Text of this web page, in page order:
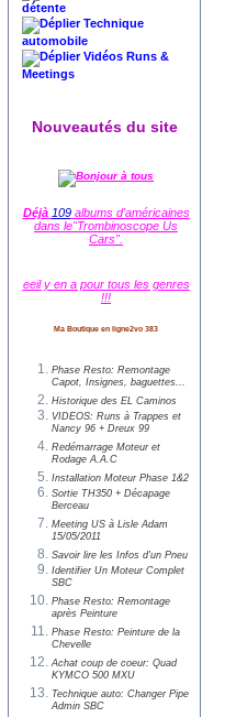
détente
Technique
automobile
Vidéos Runs &
Meetings
Nouveautés du site
Déjà 109albums d'américaines
dans le"Trombinoscope Us
Cars".
eeil y en a pour tous les genres
!!!
Ma Boutique en ligne2vo 383
Phase Resto: Remontage
Capot, Insignes, baguettes...
Historique des EL Caminos
VIDEOS: Runs à Trappes et
Nancy 96 + Dreux 99
Redémarrage Moteur et
Rodage A.A.C
Installation Moteur Phase 1&2
Sortie TH350 + Décapage
Berceau
Meeting US à Lisle Adam
15/05/2011
Savoir lire les Infos d'un Pneu
Identifier Un Moteur Complet
SBC
Phase Resto: Remontage
après Peinture
Phase Resto: Peinture de la
Chevelle
Achat coup de coeur: Quad
KYMCO 500 MXU
Technique auto: Changer Pipe
Admin SBC